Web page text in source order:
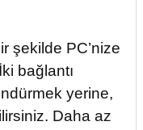
şekilde PC’nize
bağlantı
yerine,
Daha az